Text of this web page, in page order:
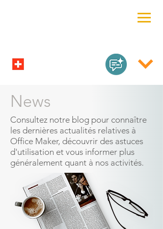
News
Consultez notre blog pour connaître
les dernières actualités relatives à
Office Maker, découvrir des astuces
d'utilisation et vous informer plus
généralement quant à nos activités.